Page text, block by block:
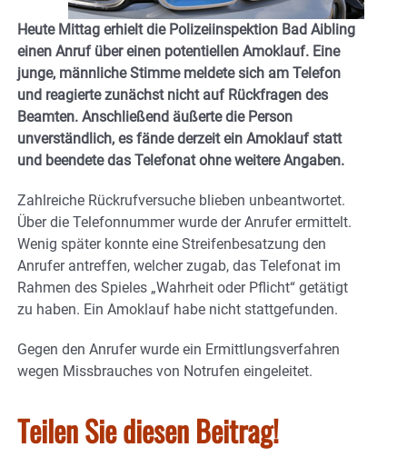
Heute Mittag erhielt die Polizeiinspektion Bad Aibling
einen Anruf über einen potentiellen Amoklauf. Eine
junge, männliche Stimme meldete sich am Telefon
und reagierte zunächst nicht auf Rückfragen des
Beamten. Anschließend äußerte die Person
unverständlich, es fände derzeit ein Amoklauf statt
und beendete das Telefonat ohne weitere Angaben.
Zahlreiche Rückrufversuche blieben unbeantwortet.
Über die Telefonnummer wurde der Anrufer ermittelt.
Wenig später konnte eine Streifenbesatzung den
Anrufer antreffen, welcher zugab, das Telefonat im
Rahmen des Spieles „Wahrheit oder Pflicht“ getätigt
zu haben. Ein Amoklauf habe nicht stattgefunden.
Gegen den Anrufer wurde ein Ermittlungsverfahren
wegen Missbrauches von Notrufen eingeleitet.
Teilen Sie diesen Beitrag!